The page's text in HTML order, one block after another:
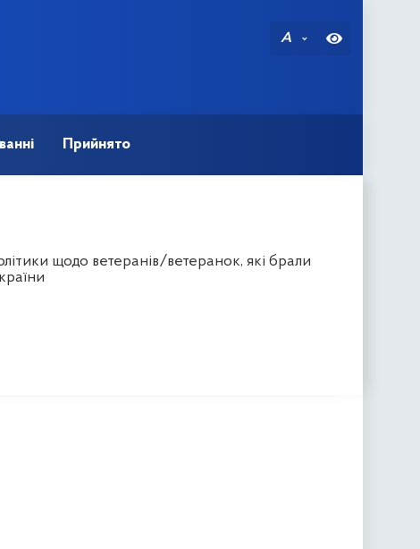
A
Прийнято
щодо ветеранів/ветеранок, які брали